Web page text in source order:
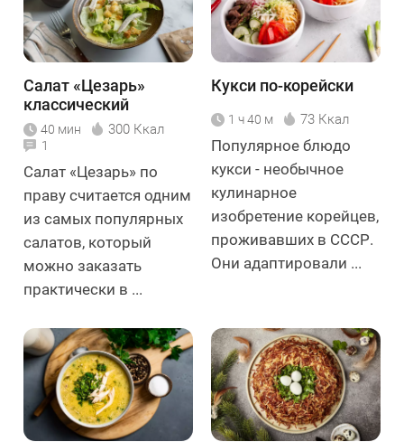
Салат «Цезарь»
классический
40 мин 300 Ккал
1
Салат «Цезарь» по
праву считается одним
из самых популярных
салатов, который
можно заказать
практически в ...
Кукси по-корейски
1 ч 40 м 73 Ккал
Популярное блюдо
кукси - необычное
кулинарное
изобретение корейцев,
проживавших в СССР.
Они адаптировали ...